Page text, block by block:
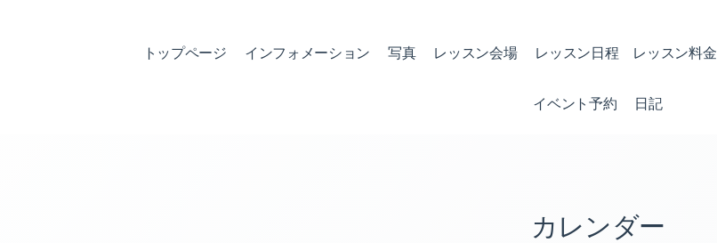
トップページ インフォメーション 写真 レッスン会場 レッスン日程 レッスン料金
イベント予約 日記
カレンダー